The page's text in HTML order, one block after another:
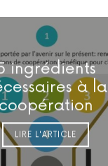
ingrédients
à la
LIRE L'ARTICLE